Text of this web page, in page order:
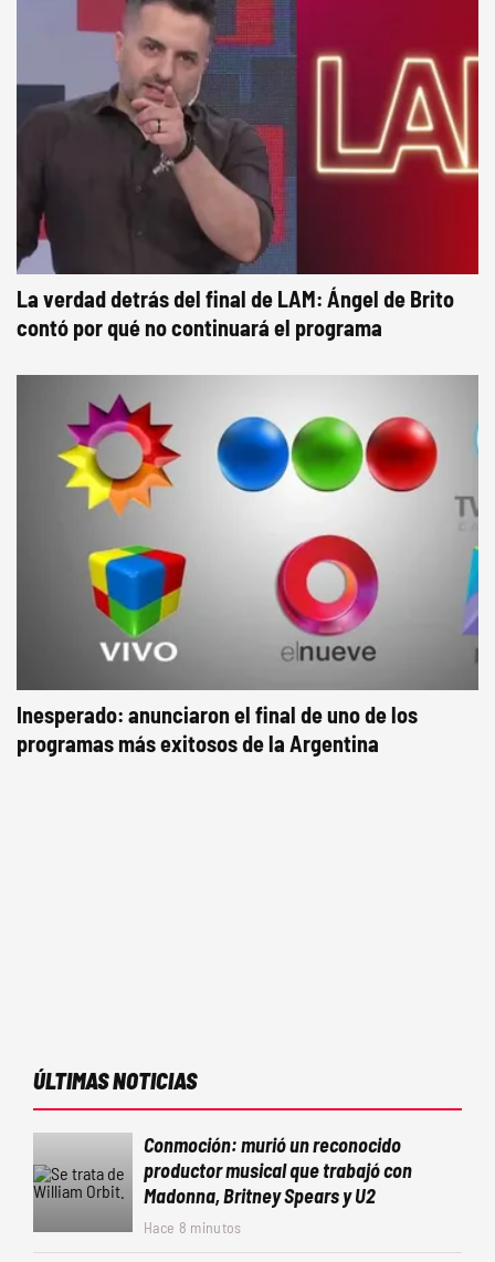
La verdad detrás del final de LAM: Ángel de Brito
contó por qué no continuará el programa
Inesperado: anunciaron el final de uno de los
programas más exitosos de la Argentina
ÚLTIMAS NOTICIAS
Conmoción: murió un reconocido
productor musical que trabajó con
Madonna, Britney Spears y U2
Hace 8 minutos